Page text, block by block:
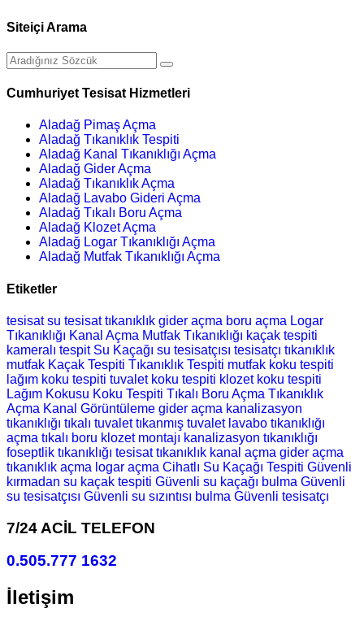
Siteiçi Arama
Cumhuriyet Tesisat Hizmetleri
Aladağ Pimaş Açma
Aladağ Tıkanıklık Tespiti
Aladağ Kanal Tıkanıklığı Açma
Aladağ Gider Açma
Aladağ Tıkanıklık Açma
Aladağ Lavabo Gideri Açma
Aladağ Tıkalı Boru Açma
Aladağ Klozet Açma
Aladağ Logar Tıkanıklığı Açma
Aladağ Mutfak Tıkanıklığı Açma
Etiketler
tesisatsu tesisattıkanıklık gider açma boru açma Logar
Tıkanıklığı Kanal Açma Mutfak Tıkanıklığı kaçak tespiti
kameralı tespit Su Kaçağı su tesisatçısı tesisatçı tıkanıklık
mutfak Kaçak Tespiti Tıkanıklık Tespiti mutfak koku tespiti
lağım koku tespiti tuvalet koku tespiti klozet koku tespiti
Lağım Kokusu Koku Tespiti Tıkalı Boru Açma Tıkanıklık
Açma Kanal Görüntüleme gider açma kanalizasyon
tıkanıklığı tıkalı tuvalettıkanmış tuvalet lavabo tıkanıklığı
açma tıkalı boru klozet montajı kanalizasyon tıkanıklığı
foseptlik tıkanıklığı tesisattıkanıklık kanal açma gider açma
tıkanıklık açma logar açma Cihatlı Su Kaçağı Tespiti Güvenli
kırmadan su kaçak tespiti Güvenli su kaçağı bulma Güvenli
su tesisatçısı Güvenli su sızıntısı bulma Güvenli tesisatçı
7/24 ACİL TELEFON
0.505.777 1632
İletişim